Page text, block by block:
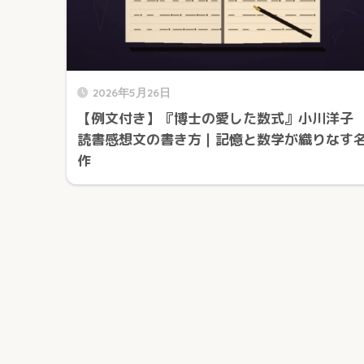
2026年5月26日
【例文付き】『博士の愛した数式』小川洋子
読書感想文の書き方｜記憶と数学が織りなす
作